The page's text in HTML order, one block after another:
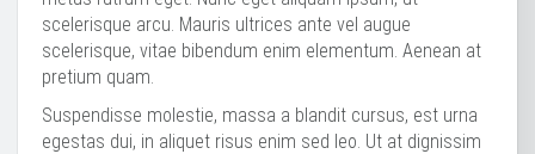
scelerisque arcu. Mauris ultrices ante vel augue
scelerisque, vitae bibendum enim elementum. Aenean at
pretium quam.
Suspendisse molestie, massa a blandit cursus, est urna
egestas dui, in aliquet risus enim sed leo. Ut at dignissim